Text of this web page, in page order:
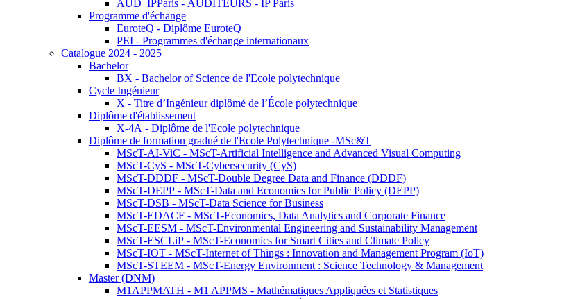
AUD_IPParis - AUDITEURS - IP Paris
Programme d'échange
EuroteQ - Diplôme EuroteQ
PEI - Programmes d'échange internationaux
Catalogue 2024 - 2025
Bachelor
BX - Bachelor of Science de l'Ecole polytechnique
Cycle Ingénieur
X - Titre d’Ingénieur diplômé de l’École polytechnique
Diplôme d'établissement
X-4A - Diplôme de l'Ecole polytechnique
Diplôme de formation gradué de l'Ecole Polytechnique -MSc&T
MScT-AI-ViC - MScT-Artificial Intelligence and Advanced Visual Computing
MScT-CyS - MScT-Cybersecurity (CyS)
MScT-DDDF - MScT-Double Degree Data and Finance (DDDF)
MScT-DEPP - MScT-Data and Economics for Public Policy (DEPP)
MScT-DSB - MScT-Data Science for Business
MScT-EDACF - MScT-Economics, Data Analytics and Corporate Finance
MScT-EESM - MScT-Environmental Engineering and Sustainability Management
MScT-ESCLiP - MScT-Economics for Smart Cities and Climate Policy
MScT-IOT - MScT-Internet of Things : Innovation and Management Program (IoT)
MScT-STEEM - MScT-Energy Environment : Science Technology & Management
Master (DNM)
M1APPMATH - M1 APPMS - Mathématiques Appliquées et Statistiques